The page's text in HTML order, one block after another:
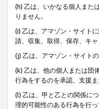
(h) 乙は、いかなる個人また
りません。
(i) 乙は、アマゾン・サイト
請、収集、取得、保存、キ
(j) 乙は、アマゾン・サイト
(k) 乙は、他の個人または団
行為をするのを承認、支援
(l) 乙は、甲と乙との関係に
理的可能性のある行為を行っ